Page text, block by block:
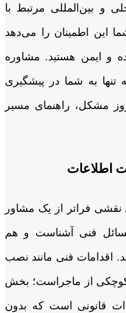
و بین‌المللی مرتبط با
این اطمینان را می‌دهد
و ایمن هستید. مشاوره
تنها به شما در پیشگیری
مشکل، راهنمای مسیر
اطلاعات
فراتر از یک مشاور
فنی آشناست و هم
اقدامات فنی مانند نصب
کوچکی از ماجراست؛ بخش
قانونی است که بدون